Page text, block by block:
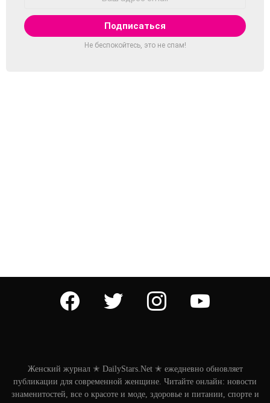
Не беспокойтесь, это не спам!
facebook twitter instagram youtube
Женский журнал ✭ DailyStars.Net ✭ ежедневно обновляет
публикации для современной женщине. Читайте онлайн: новости
знаменитостей, все о красоте и моде, здоровье и питании, спорте и